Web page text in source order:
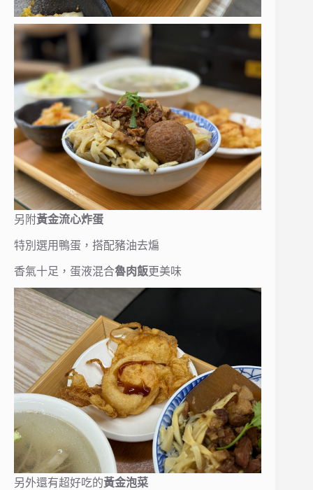
另附黃金流心炸蛋
特別選用鴨蛋，搭配豬油去煸
香氣十足，蛋液混合魯肉飯更美味
另外還有超好吃的黃金泡菜